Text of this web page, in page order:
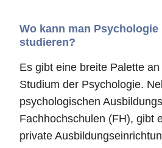
Wo kann man
studieren?
Es gibt eine breite Palette
Studium der Psychologie.
psychologischen
Fachhochschulen (FH), gibt
private